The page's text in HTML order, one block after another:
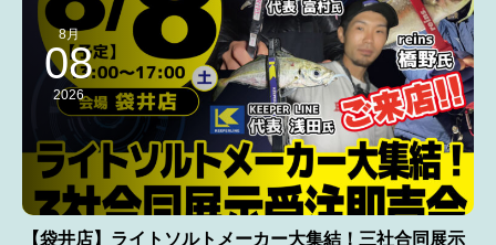
8月
08
2026
【袋井店】ライトソルトメーカー大集結！三社合同展示